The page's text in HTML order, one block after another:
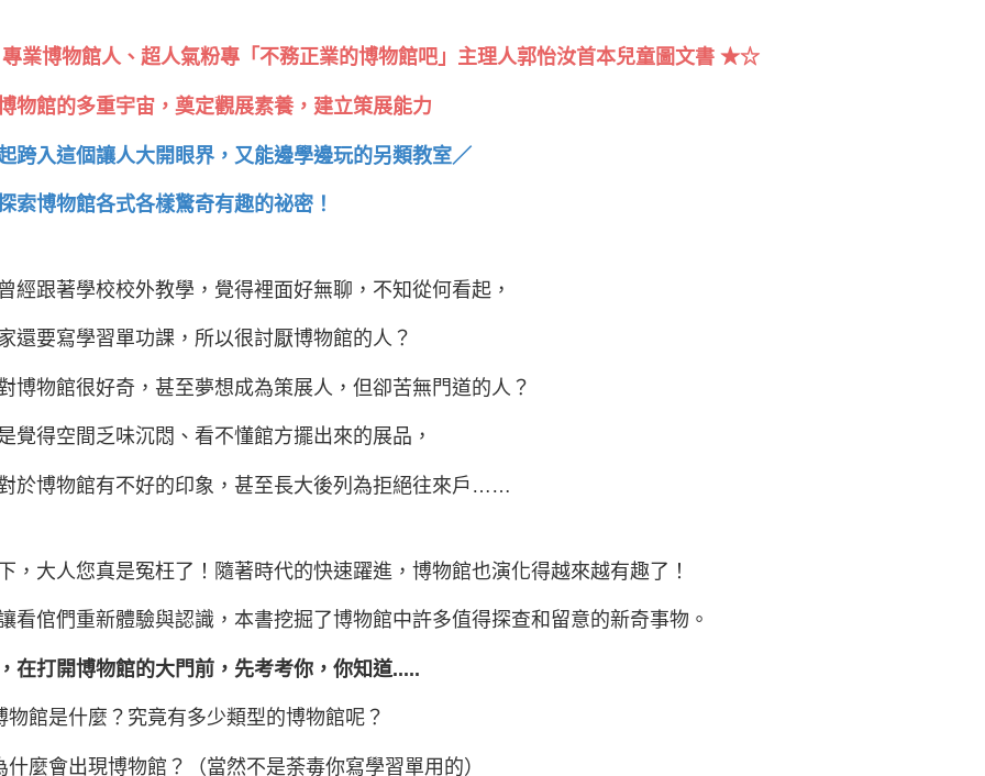
業博物館人、超人氣粉專「不務正業的博物館吧」主理人郭怡汝首本兒童圖文書 ★☆
物館的多重宇宙，奠定觀展素養，建立策展能力
跨入這個讓人大開眼界，又能邊學邊玩的另類教室／
索博物館各式各樣驚奇有趣的祕密！
經跟著學校校外教學，覺得裡面好無聊，不知從何看起，
還要寫學習單功課，所以很討厭博物館的人？
博物館很好奇，甚至夢想成為策展人，但卻苦無門道的人？
覺得空間乏味沉悶、看不懂館方擺出來的展品，
於博物館有不好的印象，甚至長大後列為拒絕往來戶……
，大人您真是冤枉了！隨著時代的快速躍進，博物館也演化得越來越有趣了！
看倌們重新體驗與認識，本書挖掘了博物館中許多值得探查和留意的新奇事物。
在打開博物館的大門前，先考考你，你知道.....
館是什麼？究竟有多少類型的博物館呢？
麼會出現博物館？（當然不是荼毒你寫學習單用的）